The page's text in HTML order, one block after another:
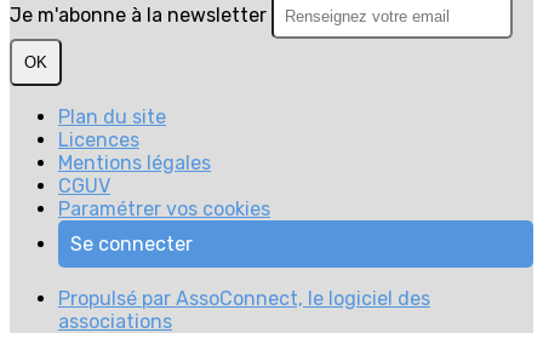
Je m'abonne à la newsletter
OK
Plan du site
Licences
Mentions légales
CGUV
Paramétrer vos cookies
Se connecter
Propulsé par AssoConnect, le logiciel des
associations